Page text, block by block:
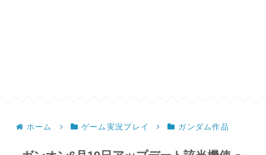
ホーム ゲーム実況プレイ ガンダム作品